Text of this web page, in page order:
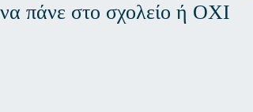
να πάνε στο σχολείο ή ΟΧΙ